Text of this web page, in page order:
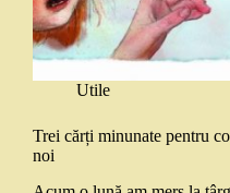
Utile
Trei cărți minunate pentru
noi